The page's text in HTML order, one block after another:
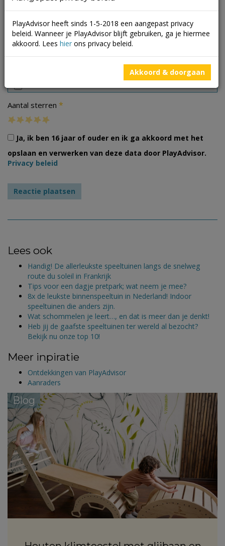
Aantal sterren *
Ja, ik ben 16 jaar of ouder en ik ga akkoord met het
opslaan en verwerken van deze data door PlayAdvisor.
Privacy beleid
Lees ook
Handig! De allerleukste speeltuinen langs de snelweg
route du soleil in Frankrijk
Tips voor een dagje pretpark; wat neem je mee?
8x de leukste binnenspeeltuin in Nederland! Indoor
speeltuinen die anders zijn.
Wat schommelen je leert…, en dat is meer dan je denkt!
Heb jij de gaafste speeltuinen ter wereld al bezocht?
Bekijk nu onze top 10!
Meer inpiratie
Ontdekkingen van PlayAdvisor
Aanraders
Blog
PlayAdvisor heeft sinds 1-5-2018 een aangepast privacy
beleid. Wanneer je PlayAdvisor blijft gebruiken, ga je hiermee
akkoord. Lees hier ons privacy beleid.
Akkoord & doorgaan